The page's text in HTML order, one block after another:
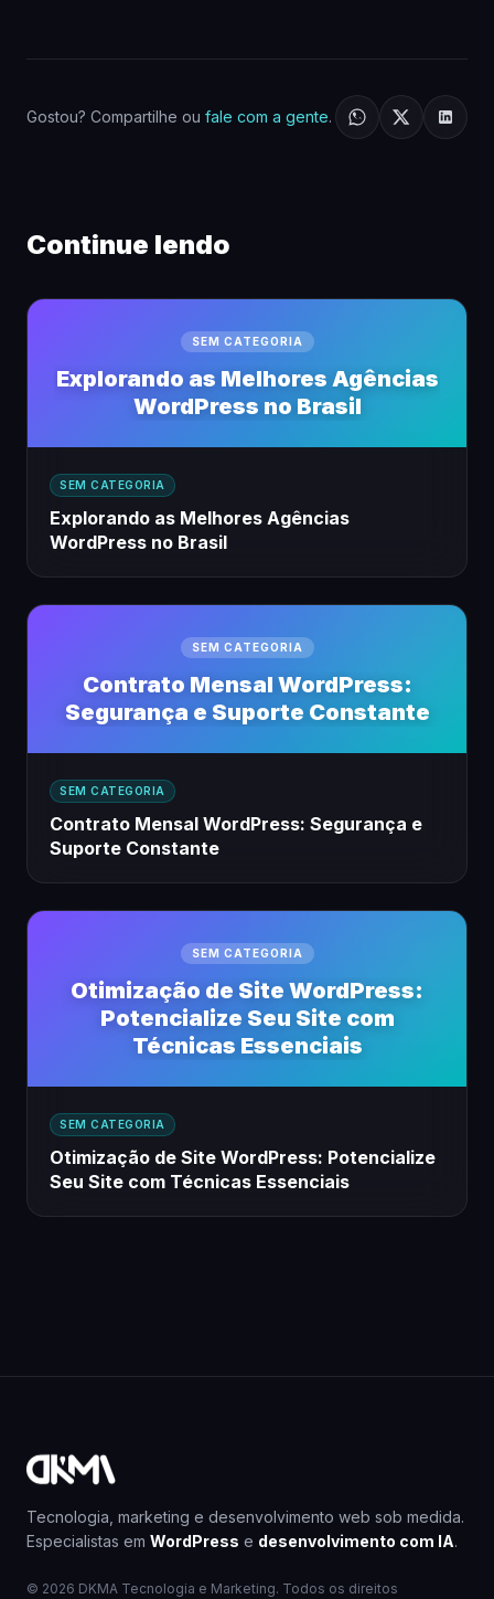
Gostou? Compartilhe ou fale com a gente.
Continue lendo
SEM CATEGORIA
Explorando as Melhores Agências
WordPress no Brasil
SEM CATEGORIA
Explorando as Melhores Agências
WordPress no Brasil
SEM CATEGORIA
Contrato Mensal WordPress:
Segurança e Suporte Constante
SEM CATEGORIA
Contrato Mensal WordPress: Segurança e
Suporte Constante
SEM CATEGORIA
Otimização de Site WordPress:
Potencialize Seu Site com
Técnicas Essenciais
SEM CATEGORIA
Otimização de Site WordPress: Potencialize
Seu Site com Técnicas Essenciais
Tecnologia, marketing e desenvolvimento web sob medida.
Especialistas em WordPress e desenvolvimento com IA.
© 2026 DKMA Tecnologia e Marketing. Todos os direitos